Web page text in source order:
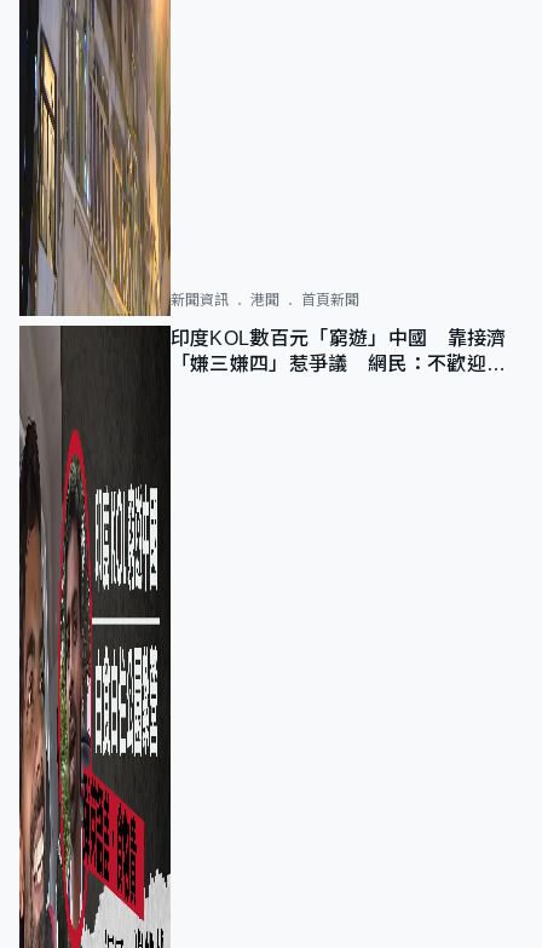
新聞資訊 港聞 首頁新聞
印度KOL數百元「窮遊」中國 靠接濟
「嫌三嫌四」惹爭議 網民：不歡迎劣